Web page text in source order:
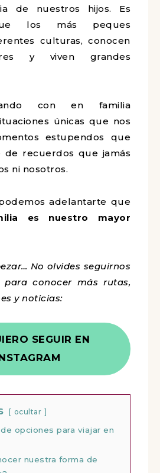
de nuestros hijos. Es
los más peques
culturas, conocen
y viven grandes
con en familia
únicas que nos
estupendos que
de recuerdos que jamás
ni nosotros.
adelantarte que
es nuestro mayor
No olvides seguirnos
para conocer más rutas,
y noticias:
SEGUIR EN
ocultar
opciones para viajar en
nuestra forma de